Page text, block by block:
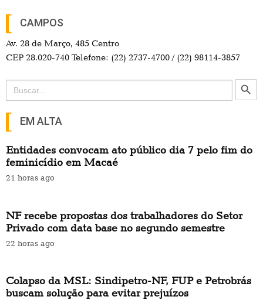
CAMPOS
Av. 28 de Março, 485 Centro
CEP 28.020-740 Telefone: (22) 2737-4700 / (22) 98114-3857
Search
for:
Search Button
EM ALTA
Entidades convocam ato público dia 7 pelo fim do
feminicídio em Macaé
21 horas ago
NF recebe propostas dos trabalhadores do Setor
Privado com data base no segundo semestre
22 horas ago
Colapso da MSL: Sindipetro-NF, FUP e Petrobrás
buscam solução para evitar prejuízos